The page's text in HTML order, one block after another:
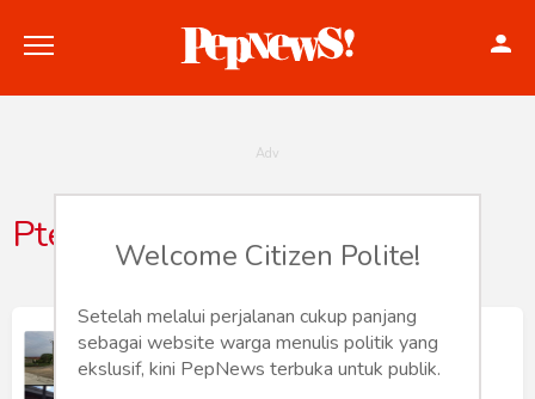
Konstitusi
Hankam
Ptelidamandalahijaya
PT. Elida Mandalahi Jaya Perusahan
Transportir Resmi Pertamina
Welcome Citizen Polite!
Setelah melalui perjalanan cukup panjang
sebagai website warga menulis politik yang
ekslusif, kini PepNews terbuka untuk publik.